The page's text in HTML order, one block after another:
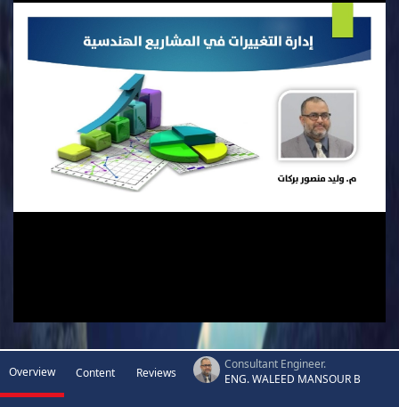
Overview Content Reviews
Consultant Engineer.
ENG. WALEED MANSOUR B